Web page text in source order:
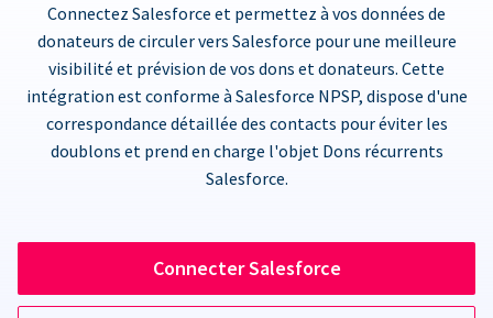
Connectez Salesforce et permettez à vos données de
donateurs de circuler vers Salesforce pour une meilleure
visibilité et prévision de vos dons et donateurs. Cette
intégration est conforme à Salesforce NPSP, dispose d'une
correspondance détaillée des contacts pour éviter les
doublons et prend en charge l'objet Dons récurrents
Salesforce.
Connecter Salesforce